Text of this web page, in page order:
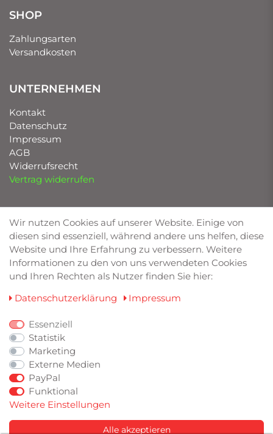
SHOP
Zahlungsarten
Versandkosten
UNTERNEHMEN
Kontakt
Datenschutz
Impressum
AGB
Widerrufsrecht
Vertrag widerrufen
UNSERE MARKEN
Bilstein von Deimann
Eibach
Friedrich Motorsport
Lowtec
TA Technix
RaceChip
ZAHLUNGSARTEN
Wir nutzen Cookies auf unserer Website. Einige von
diesen sind essenziell, während andere uns helfen, diese
Website und Ihre Erfahrung zu verbessern. Weitere
Informationen zu den von uns verwendeten Cookies
und Ihren Rechten als Nutzer finden Sie hier:
Daten­schutz­erklärung
Impressum
Essenziell
Statistik
Marketing
Externe Medien
PayPal
Funktional
Weitere Einstellungen
Alle akzeptieren